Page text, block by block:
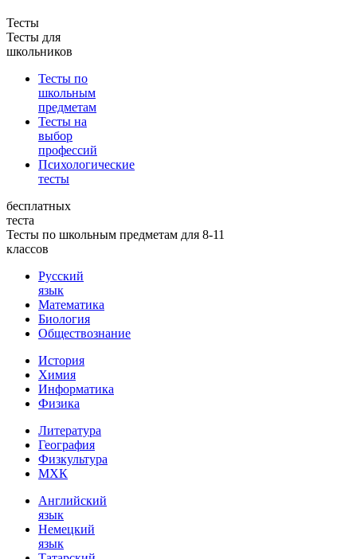
Тесты
Тесты для
школьников
Тесты по
школьным
предметам
Тесты на
выбор
профессий
Психологические
тесты
бесплатных
теста
Тесты по школьным предметам для 8-11
классов
Русский
язык
Математика
Биология
Обществознание
История
Химия
Информатика
Физика
Литература
География
Физкультура
МХК
Английский
язык
Немецкий
язык